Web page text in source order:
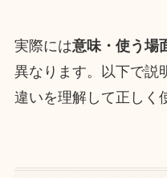
実際には意味・使う場
異なります。以下で説
違いを理解して正しく